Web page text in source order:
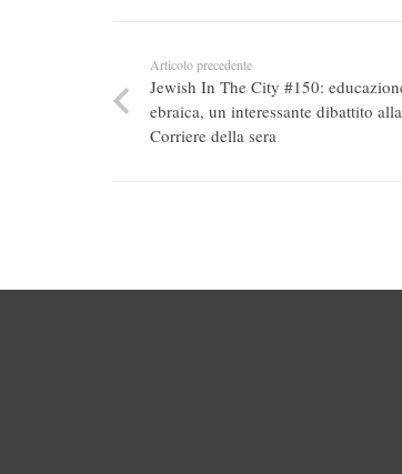
Articolo precedente
Jewish In The City #150:
ebraica, un interessante dibattito
Corriere della sera